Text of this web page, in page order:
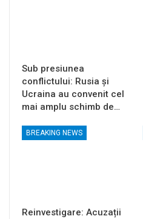
Sub presiunea
conflictului: Rusia și
Ucraina au convenit cel
mai amplu schimb de…
BREAKING NEWS
Reinvestigare: Acuzații